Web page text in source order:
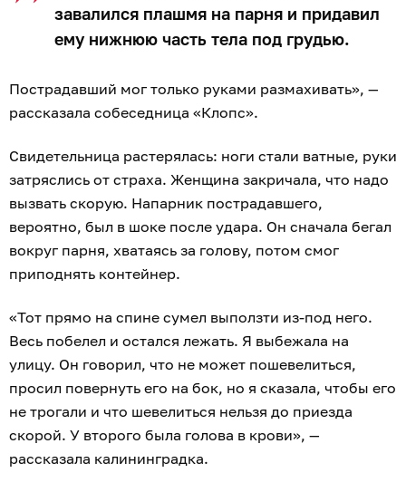
завалился плашмя на парня и придавил
ему нижнюю часть тела под грудью.
Пострадавший мог только руками размахивать», —
рассказала собеседница «Клопс».
Свидетельница растерялась: ноги стали ватные, руки
затряслись от страха. Женщина закричала, что надо
вызвать скорую. Напарник пострадавшего,
вероятно, был в шоке после удара. Он сначала бегал
вокруг парня, хватаясь за голову, потом смог
приподнять контейнер.
«Тот прямо на спине сумел выползти из-под него.
Весь побелел и остался лежать. Я выбежала на
улицу. Он говорил, что не может пошевелиться,
просил повернуть его на бок, но я сказала, чтобы его
не трогали и что шевелиться нельзя до приезда
скорой. У второго была голова в крови», —
рассказала калининградка.